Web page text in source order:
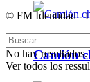
Camión
© FM Identidad -
No hay resultados.
Ver todos los